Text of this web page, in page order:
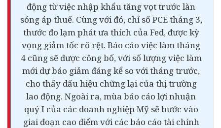
động từ việc nhập khẩu tăng vọt trước làn
sóng áp thuế. Cùng với đó, chỉ số PCE tháng 3,
thước đo lạm phát ưa thích của Fed, được kỳ
vọng giảm tốc rõ rệt. Báo cáo việc làm tháng
4 cũng sẽ được công bố, với số lượng việc làm
mới dự báo giảm đáng kể so với tháng trước,
cho thấy dấu hiệu chững lại của thị trường
lao động. Ngoài ra, mùa báo cáo lợi nhuận
quý I của các doanh nghiệp Mỹ sẽ bước vào
giai đoạn cao điểm với các báo cáo tài chính